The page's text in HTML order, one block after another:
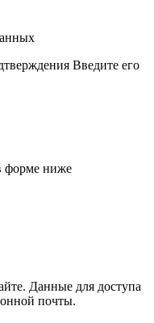
Введите его
форме ниже
Данные для доступа
почты.